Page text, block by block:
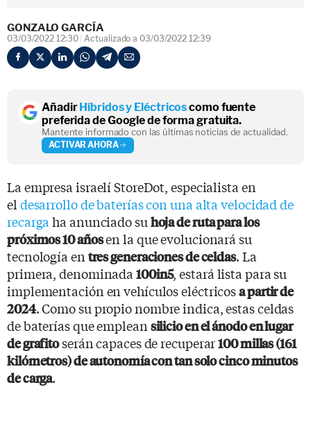
GONZALO GARCÍA
03/03/2022 12:30 Actualizado a 03/03/2022 12:39
AñadirHíbridos y Eléctricoscomo fuente
preferida de Google de forma gratuita.
Mantente informado con las últimas noticias de actualidad.
ACTIVAR AHORA
La empresa israelí StoreDot, especialista en
el desarrollo de baterías con una alta velocidad de
recarga ha anunciado su hoja de ruta para los
próximos 10 añosen la que evolucionará su
tecnología en tres generaciones de celdas. La
primera, denominada 100in5, estará lista para su
implementación en vehículos eléctricosa partir de
2024. Como su propio nombre indica, estas celdas
de baterías que emplean silicio en el ánodo en lugar
de grafitoserán capaces de recuperar100 millas (161
kilómetros) de autonomía con tan solo cinco minutos
de carga.